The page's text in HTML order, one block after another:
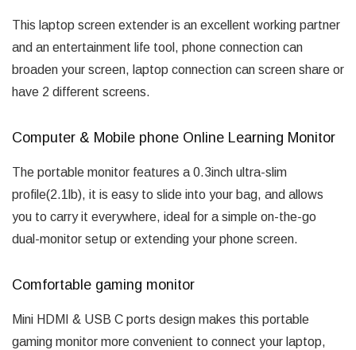
This laptop screen extender is an excellent working partner
and an entertainment life tool, phone connection can
broaden your screen, laptop connection can screen share or
have 2 different screens.
Computer & Mobile phone Online Learning Monitor
The portable monitor features a 0.3inch ultra-slim
profile(2.1lb), it is easy to slide into your bag, and allows
you to carry it everywhere, ideal for a simple on-the-go
dual-monitor setup or extending your phone screen.
Comfortable gaming monitor
Mini HDMI & USB C ports design makes this portable
gaming monitor more convenient to connect your laptop,